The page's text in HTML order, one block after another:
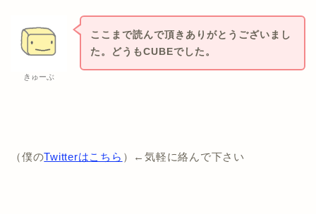
きゅーぶ
ここまで読んで頂きありがとうございまし
た。どうもCUBEでした。
（僕のTwitterはこちら ）←気軽に絡んで下さい